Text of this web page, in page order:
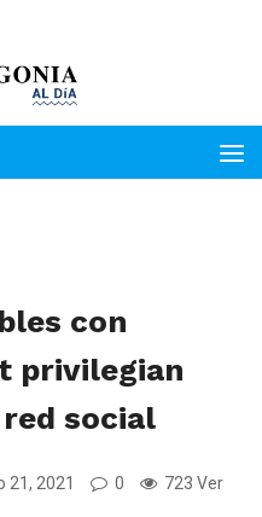
con
privilegian
social
21, 2021 0 723 Ver